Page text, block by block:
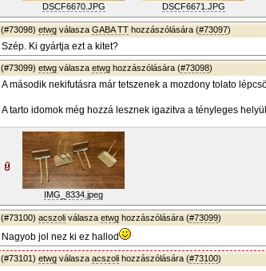
DSCF6670.JPG DSCF6671.JPG
(#73098) etwg válasza GABA TT hozzászólására (#73097)
Szép. Ki gyártja ezt a kitet?
(#73099) etwg válasza etwg hozzászólására (#73098)
A második nekifutásra már tetszenek a mozdony tolato
A tarto idomok még hozzá lesznek igazitva a tényleges
IMG_8334.jpeg
(#73100) acszoli válasza etwg hozzászólására (#73099)
Nagyob jol nez ki ez hallod
(#73101) etwg válasza acszoli hozzászólására (#73100)